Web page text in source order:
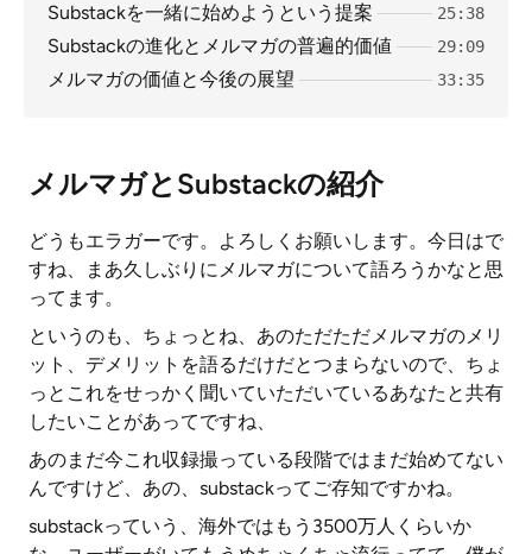
Substackを一緒に始めようという提案 25:38
Substackの進化とメルマガの普遍的価値 29:09
メルマガの価値と今後の展望 33:35
メルマガとSubstackの紹介
どうもエラガーです。よろしくお願いします。今日はで
すね、まあ久しぶりにメルマガについて語ろうかなと思
ってます。
というのも、ちょっとね、あのただただメルマガのメリ
ット、デメリットを語るだけだとつまらないので、ちょ
っとこれをせっかく聞いていただいているあなたと共有
したいことがあってですね、
あのまだ今これ収録撮っている段階ではまだ始めてない
んですけど、あの、substackってご存知ですかね。
substackっていう、海外ではもう3500万人くらいか